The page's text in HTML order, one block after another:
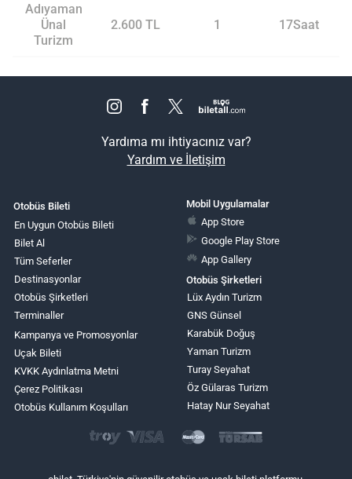
Adıyaman
Ünal
Turizm
2.600 TL 1 17Saat
Yardıma mı ihtiyacınız var?
Yardım ve İletişim
Otobüs Bileti
En Uygun Otobüs Bileti
Bilet Al
Tüm Seferler
Destinasyonlar
Otobüs Şirketleri
Terminaller
Kampanya ve Promosyonlar
Uçak Bileti
KVKK Aydınlatma Metni
Çerez Politikası
Otobüs Kullanım Koşulları
Mobil Uygulamalar
App Store
Google Play Store
App Gallery
Otobüs Şirketleri
Lüx Aydın Turizm
GNS Günsel
Karabük Doğuş
Yaman Turizm
Turay Seyahat
Öz Gülaras Turizm
Hatay Nur Seyahat